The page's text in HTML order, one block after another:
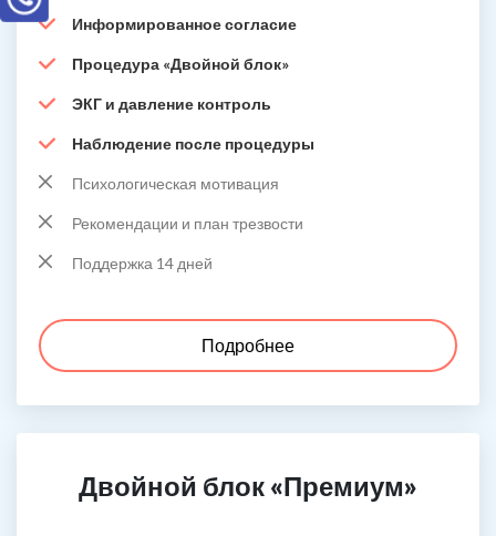
Информированное согласие
Процедура «Двойной блок»
ЭКГ и давление контроль
Наблюдение после процедуры
Психологическая мотивация
Рекомендации и план трезвости
Поддержка 14 дней
Подробнее
Двойной блок «Премиум»